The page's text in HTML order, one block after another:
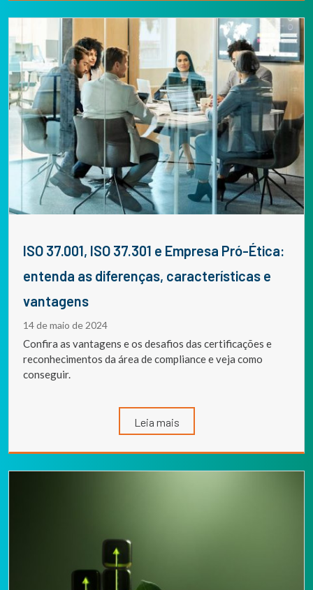
ISO 37.001, ISO 37.301 e Empresa Pró-Ética:
entenda as diferenças, características e
vantagens
14 de maio de 2024
Confira as vantagens e os desafios das certificações e
reconhecimentos da área de compliance e veja como
conseguir.
Leia mais